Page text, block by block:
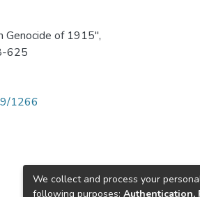
Genocide of 1915",
625
1266
We collect and process your
following purposes: Authentication,